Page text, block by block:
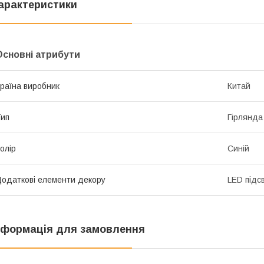
атрибути
виробник Китай
Гірлянда
Синій
елементи декору LED
для замовлення